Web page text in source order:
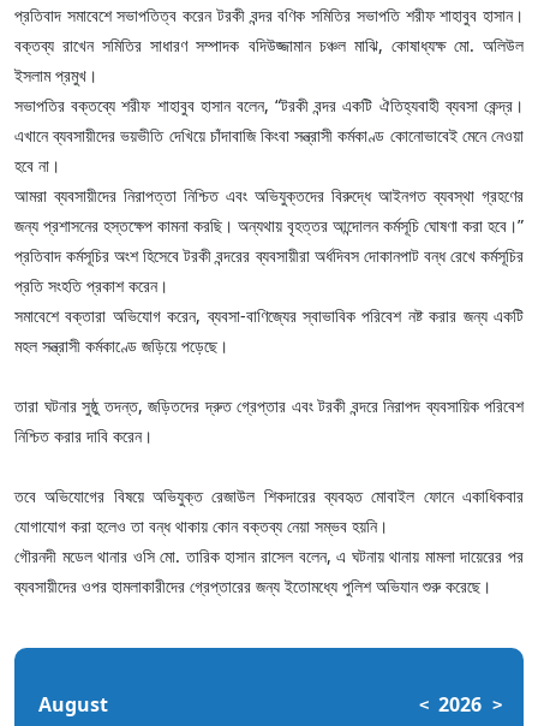
‎প্রতিবাদ সমাবেশে সভাপতিত্ব করেন টরকী বন্দর বণিক সমিতির সভাপতি শরীফ শাহাবুব হাসান।
বক্তব্য রাখেন সমিতির সাধারণ সম্পাদক বদিউজ্জামান চঞ্চল মাঝি, কোষাধ্যক্ষ মো. অলিউল
ইসলাম প্রমুখ।
‎সভাপতির বক্তব্যে শরীফ শাহাবুব হাসান বলেন, “টরকী বন্দর একটি ঐতিহ্যবাহী ব্যবসা কেন্দ্র।
এখানে ব্যবসায়ীদের ভয়ভীতি দেখিয়ে চাঁদাবাজি কিংবা সন্ত্রাসী কর্মকাণ্ড কোনোভাবেই মেনে নেওয়া
হবে না।
আমরা ব্যবসায়ীদের নিরাপত্তা নিশ্চিত এবং অভিযুক্তদের বিরুদ্ধে আইনগত ব্যবস্থা গ্রহণের
জন্য প্রশাসনের হস্তক্ষেপ কামনা করছি। অন্যথায় বৃহত্তর আন্দোলন কর্মসূচি ঘোষণা করা হবে।”
‎প্রতিবাদ কর্মসূচির অংশ হিসেবে টরকী বন্দরের ব্যবসায়ীরা অর্ধদিবস দোকানপাট বন্ধ রেখে কর্মসূচির
প্রতি সংহতি প্রকাশ করেন।
‎সমাবেশে বক্তারা অভিযোগ করেন, ব্যবসা-বাণিজ্যের স্বাভাবিক পরিবেশ নষ্ট করার জন্য একটি
মহল সন্ত্রাসী কর্মকাণ্ডে জড়িয়ে পড়েছে।
তারা ঘটনার সুষ্ঠু তদন্ত, জড়িতদের দ্রুত গ্রেপ্তার এবং টরকী বন্দরে নিরাপদ ব্যবসায়িক পরিবেশ
নিশ্চিত করার দাবি করেন।
‎তবে অভিযোগের বিষয়ে অভিযুক্ত রেজাউল শিকদারের ব্যবহৃত মোবাইল ফোনে একাধিকবার
যোগাযোগ করা হলেও তা বন্ধ থাকায় কোন বক্তব্য নেয়া সম্ভব হয়নি।
গৌরনদী মডেল থানার ওসি মো. তারিক হাসান রাসেল বলেন, এ ঘটনায় থানায় মামলা দায়েরের পর
ব্যবসায়ীদের ওপর হামলাকারীদের গ্রেপ্তারের জন্য ইতোমধ্যে পুলিশ অভিযান শুরু করেছে।
August < 2026 >